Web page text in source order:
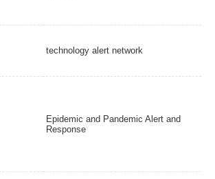
technology alert network
Epidemic and Pandemic Alert and
Response